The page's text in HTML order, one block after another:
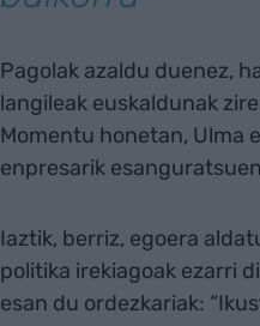
Pagolak azaldu duenez,
langileak euskaldunak
Momentu honetan, Ulma
enpresarik
Iaztik, berriz, egoera
politika irekiagoak ezarri
esan du ordezkariak: